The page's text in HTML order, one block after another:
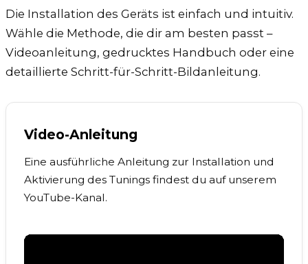
Die Installation des Geräts ist einfach und intuitiv.
Wähle die Methode, die dir am besten passt –
Videoanleitung, gedrucktes Handbuch oder eine
detaillierte Schritt-für-Schritt-Bildanleitung.
Video-Anleitung
Eine ausführliche Anleitung zur Installation und
Aktivierung des Tunings findest du auf unserem
YouTube-Kanal.